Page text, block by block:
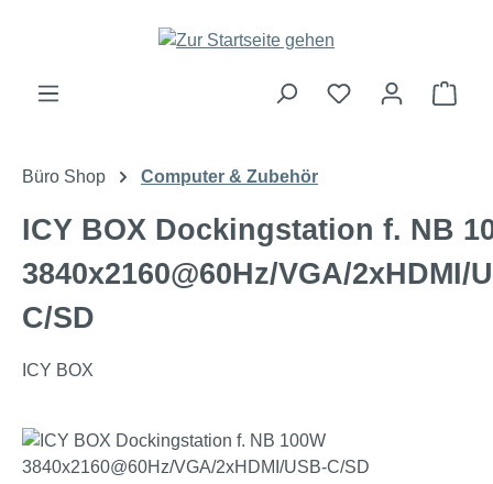
Zum Hauptinhalt springen
Büro Shop Computer & Zubehör
ICY BOX Dockingstation f. NB
3840x2160@60Hz/VGA/2xHDMI/
C/SD
ICY BOX
Bildergalerie überspringen